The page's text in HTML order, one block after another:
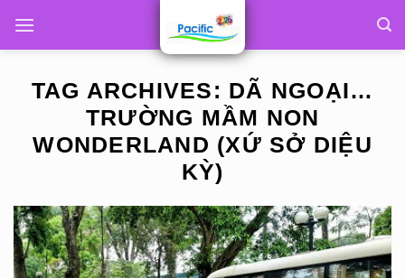
TAG ARCHIVES: DÃ NGOẠI…
TRƯỜNG MẦM NON
WONDERLAND (XỨ SỞ DIỆU
KỲ)